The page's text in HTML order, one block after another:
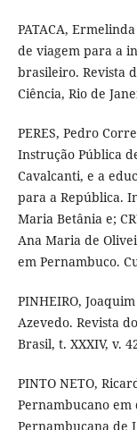
PATACA,
de viagem para a
brasileiro. Revista
Ciência, Rio de
PERES, Pedro
Instrução Pública
Cavalcanti, e a
para a República.
Maria Betânia e;
Ana Maria de
em Pernambuco.
PINHEIRO,
Azevedo. Revista
Brasil, t. XXXIV, v.
PINTO NETO,
Pernambucano em
Pernambucana de